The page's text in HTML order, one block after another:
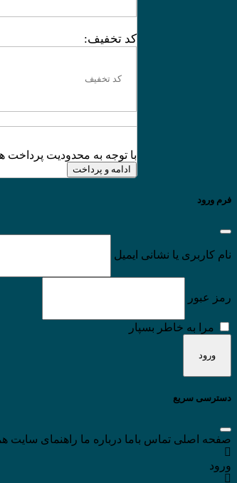
کد تخفیف:
با توجه به محدودیت پرداخت های زیر 5.000 تومان، لطفا از کیف
ادامه و پرداخت
فرم ورود
نام کاربری یا نشانی ایمیل
رمز عبور
مرا به خاطر بسپار
دسترسی سریع
صفحه اصلی تماس باما درباره ما راهنمای سایت
ورود